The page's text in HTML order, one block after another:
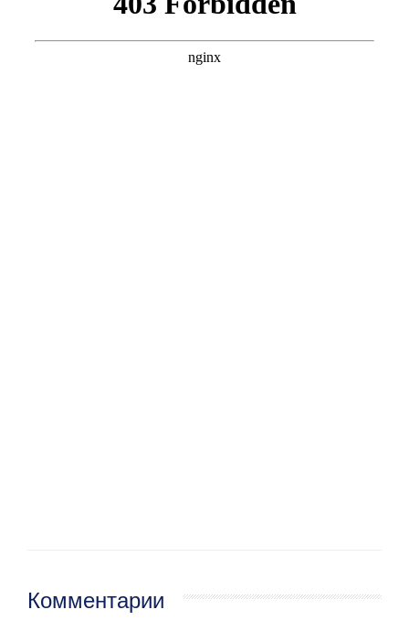
Комментарии